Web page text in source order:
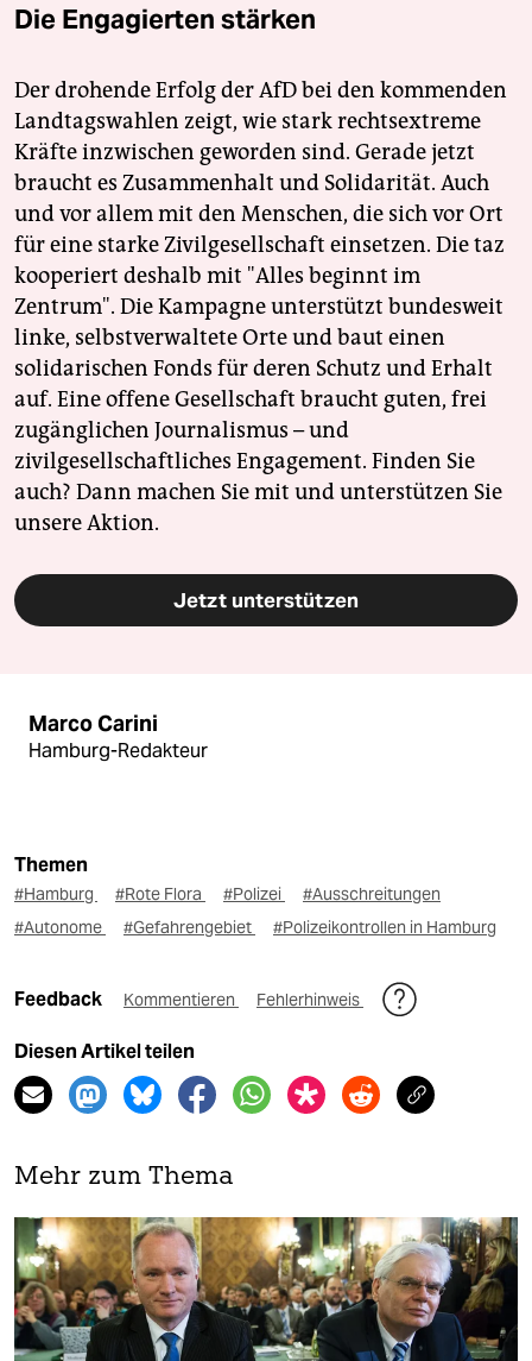
Die Engagierten stärken
Der drohende Erfolg der AfD bei den kommenden
Landtagswahlen zeigt, wie stark rechtsextreme
Kräfte inzwischen geworden sind. Gerade jetzt
braucht es Zusammenhalt und Solidarität. Auch
und vor allem mit den Menschen, die sich vor Ort
für eine starke Zivilgesellschaft einsetzen. Die taz
kooperiert deshalb mit "Alles beginnt im
Zentrum". Die Kampagne unterstützt bundesweit
linke, selbstverwaltete Orte und baut einen
solidarischen Fonds für deren Schutz und Erhalt
auf. Eine offene Gesellschaft braucht guten, frei
zugänglichen Journalismus – und
zivilgesellschaftliches Engagement. Finden Sie
auch? Dann machen Sie mit und unterstützen Sie
unsere Aktion.
Jetzt unterstützen
Marco Carini
Hamburg-Redakteur
Themen
#Hamburg #Rote Flora #Polizei
#Ausschreitungen
#Autonome
#Gefahrengebiet #Polizeikontrollen in Hamburg
Feedback Kommentieren Fehlerhinweis
Diesen Artikel teilen
Mehr zum Thema